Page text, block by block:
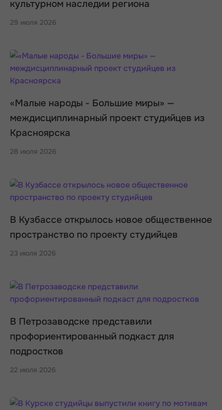
культурном наследии региона
29 июля 2026
«Малые народы - Большие миры» —
междисциплинарный проект студийцев из
Красноярска
28 июля 2026
В Кузбассе открылось новое общественное
пространство по проекту студийцев
23 июля 2026
В Петрозаводске представили
профориентированный подкаст для
подростков
22 июля 2026